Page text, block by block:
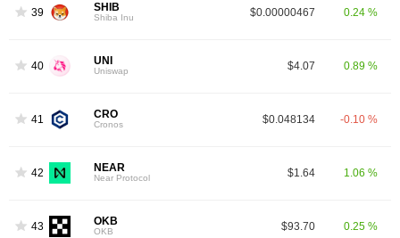
39 SHIB
Shiba Inu $0.00000467 0.24 %
40 UNI
Uniswap $4.07 0.89 %
41 CRO
Cronos $0.048134 -0.10 %
42 NEAR
Near Protocol $1.64 1.06 %
43 OKB
OKB $93.70 0.25 %